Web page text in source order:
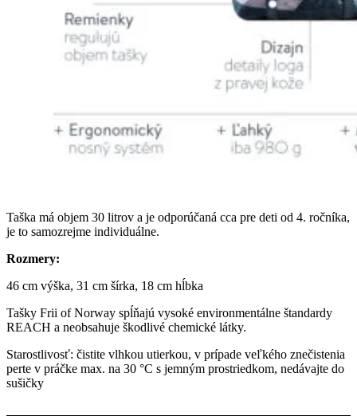
Taška má objem 30 litrov a je odporúčaná cca pre deti od 4. ročníka,
je to samozrejme individuálne.
Rozmery:
46 cm výška, 31 cm šírka, 18 cm hĺbka
Tašky Frii of Norway spĺňajú vysoké environmentálne štandardy
REACH a neobsahuje škodlivé chemické látky.
Starostlivosť: čistite vlhkou utierkou, v prípade veľkého znečistenia
perte v práčke max. na 30 °C s jemným prostriedkom, nedávajte do
sušičky